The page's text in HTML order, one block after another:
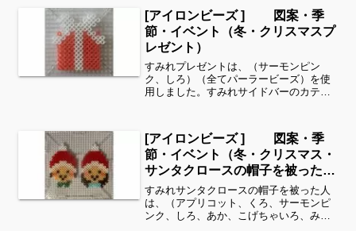
[アイロンビーズ ] 図案・季
節・イベント（冬・クリスマスプ
レゼント）
すみれプレゼントは、（サーモンピン
ク、しろ）（全てパーラービーズ）を使
用しました。すみれサイドバーのカテゴ
ましたら、他の図案もぜひ覗いてみてく
ださい^ ^季節・イベント...
[アイロンビーズ ] 図案・季
節・イベント（冬・クリスマス・
サンタクロースの帽子を被った
人）
すみれサンタクロースの帽子を被った人
は、（アプリコット、くろ、サーモンピ
ンク、しろ、あか、こげちゃいろ、みど